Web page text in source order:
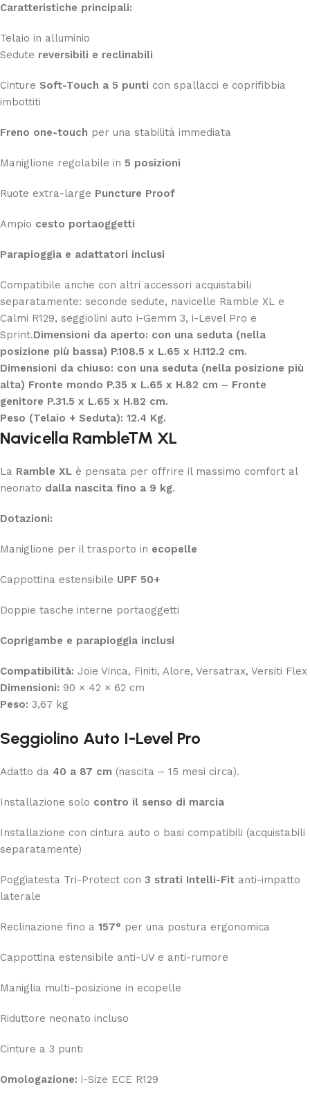
Caratteristiche principali:
Telaio in alluminio
Sedute reversibili e reclinabili
Cinture Soft-Touch a 5 punti con spallacci e coprifibbia
imbottiti
Freno one-touch per una stabilità immediata
Maniglione regolabile in 5 posizioni
Ruote extra-large Puncture Proof
Ampio cesto portaoggetti
Parapioggia e adattatori inclusi
Compatibile anche con altri accessori acquistabili
separatamente: seconde sedute, navicelle Ramble XL e
Calmi R129, seggiolini auto i-Gemm 3, i-Level Pro e
Sprint.Dimensioni da aperto: con una seduta (nella
posizione più bassa) P.108.5 x L.65 x H.112.2 cm.
Dimensioni da chiuso: con una seduta (nella posizione più
alta) Fronte mondo P.35 x L.65 x H.82 cm – Fronte
genitore P.31.5 x L.65 x H.82 cm.
Peso (Telaio + Seduta): 12.4 Kg.
Navicella Ramble™ XL
La Ramble XL è pensata per offrire il massimo comfort al
neonato dalla nascita fino a 9 kg.
Dotazioni:
Maniglione per il trasporto in ecopelle
Cappottina estensibile UPF 50+
Doppie tasche interne portaoggetti
Coprigambe e parapioggia inclusi
Compatibilità: Joie Vinca, Finiti, Alore, Versatrax, Versiti Flex
Dimensioni: 90 × 42 × 62 cm
Peso: 3,67 kg
Seggiolino Auto I-Level Pro
Adatto da 40 a 87 cm (nascita – 15 mesi circa).
Installazione solo contro il senso di marcia
Installazione con cintura auto o basi compatibili (acquistabili
separatamente)
Poggiatesta Tri-Protect con 3 strati Intelli-Fit anti-impatto
laterale
Reclinazione fino a 157° per una postura ergonomica
Cappottina estensibile anti-UV e anti-rumore
Maniglia multi-posizione in ecopelle
Riduttore neonato incluso
Cinture a 3 punti
Omologazione: i-Size ECE R129